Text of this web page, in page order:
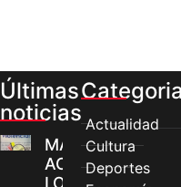
Últimas
noticias
MÁS MUJERES
ACCEDEN A
LOS CANALES
Actualidad
Cultura
Deportes